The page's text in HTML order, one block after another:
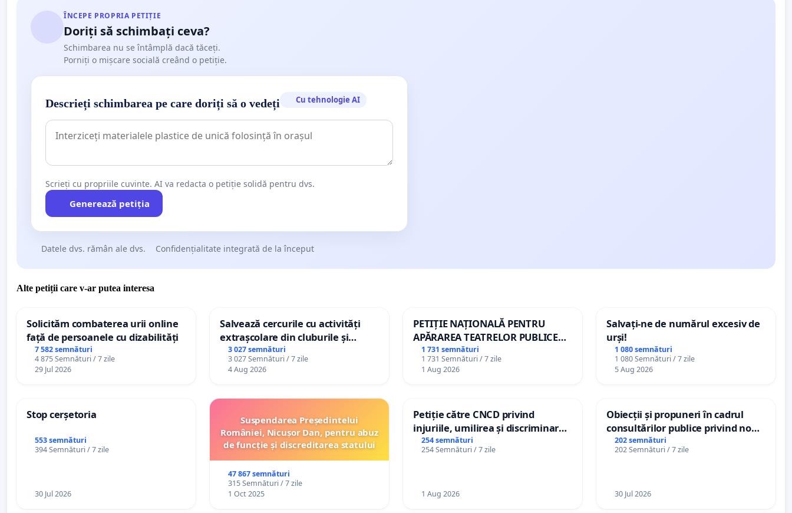
ÎNCEPE PROPRIA PETIȚIE
Doriți să schimbați ceva?
Schimbarea nu se întâmplă dacă tăceți.
Porniți o mișcare socială creând o petiție.
Descrieți schimbarea pe care doriți să o vedeți Cu tehnologie AI
Scrieți cu propriile cuvinte. AI va redacta o petiție solidă pentru dvs.
Generează petiția
Datele dvs. rămân ale dvs. Confidențialitate integrată de la început
Alte petiții care v-ar putea interesa
Solicităm combaterea urii online
față de persoanele cu dizabilități
7 582 semnături
4 875 Semnături / 7 zile
29 Jul 2026
Salvează cercurile cu activități
extrașcolare din cluburile și
palatele copiilor
3 027 semnături
3 027 Semnături / 7 zile
4 Aug 2026
PETIȚIE NAȚIONALĂ PENTRU
APĂRAREA TEATRELOR PUBLICE
DE REPERTORIU DIN ROMÂNIA
1 731 semnături
1 731 Semnături / 7 zile
1 Aug 2026
Salvați-ne de numărul excesiv de
urși!
1 080 semnături
1 080 Semnături / 7 zile
5 Aug 2026
Stop cerșetoria
553 semnături
394 Semnături / 7 zile
30 Jul 2026
Suspendarea Președintelui
României, Nicușor Dan, pentru abuz
de funcție și discreditarea statului
47 867 semnături
315 Semnături / 7 zile
1 Oct 2025
Petiție către CNCD privind
injuriile, umilirea și discriminarea
persoanelor cu dizabilități de
către utilizatorul TikTok „Gorici”
254 semnături
254 Semnături / 7 zile
1 Aug 2026
Obiecții și propuneri în cadrul
consultărilor publice privind noul
Plan Urbanistic General (PUG)
Ialoveni
202 semnături
202 Semnături / 7 zile
30 Jul 2026